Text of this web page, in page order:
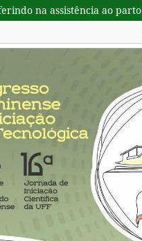
na assistência ao parto